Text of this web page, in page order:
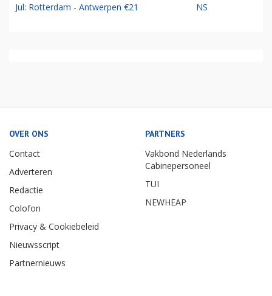
Jul: Rotterdam - Antwerpen €21 NS
OVER ONS
Contact
Adverteren
Redactie
Colofon
Privacy & Cookiebeleid
Nieuwsscript
Partnernieuws
PARTNERS
Vakbond Nederlands
Cabinepersoneel
TUI
NEWHEAP